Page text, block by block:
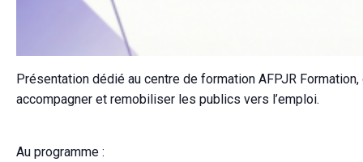
Présentation dédié au centre de formation AFPJR
accompagner et remobiliser les publics vers l’emploi.
Au programme :